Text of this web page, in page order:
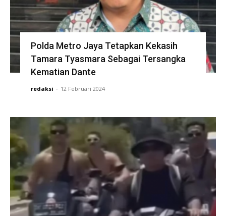
Polda Metro Jaya Tetapkan Kekasih
Tamara Tyasmara Sebagai Tersangka
Kematian Dante
redaksi - 12 Februari 2024